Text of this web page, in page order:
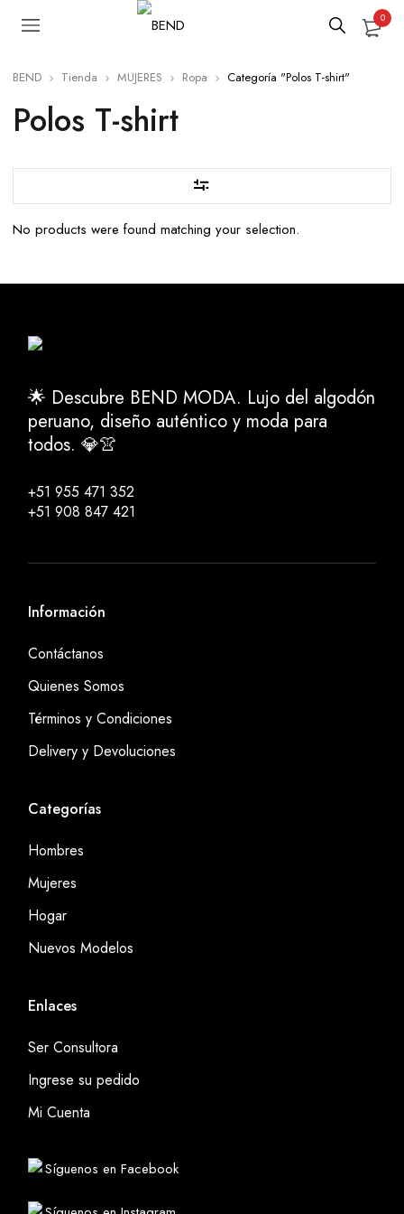
0
BEND Tienda MUJERES Ropa Categoría "Polos T-shirt"
Polos T-shirt
No products were found matching your selection.
🌟 Descubre BEND MODA. Lujo del algodón
peruano, diseño auténtico y moda para
todos. 💎👚
+51 955 471 352
+51 908 847 421
Información
Contáctanos
Quienes Somos
Términos y Condiciones
Delivery y Devoluciones
Categorías
Hombres
Mujeres
Hogar
Nuevos Modelos
Enlaces
Ser Consultora
Ingrese su pedido
Mi Cuenta
Síguenos en Facebook